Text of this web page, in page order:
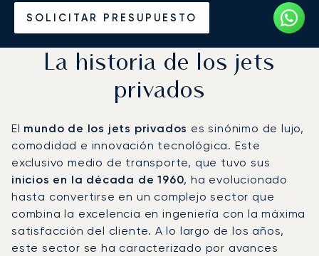
SOLICITAR PRESUPUESTO
La historia de los jets
privados
El mundo de los jets privados es sinónimo de lujo,
comodidad e innovación tecnológica. Este
exclusivo medio de transporte, que tuvo sus
inicios en la década de 1960, ha evolucionado
hasta convertirse en un complejo sector que
combina la excelencia en ingeniería con la máxima
satisfacción del cliente. A lo largo de los años,
este sector se ha caracterizado por avances